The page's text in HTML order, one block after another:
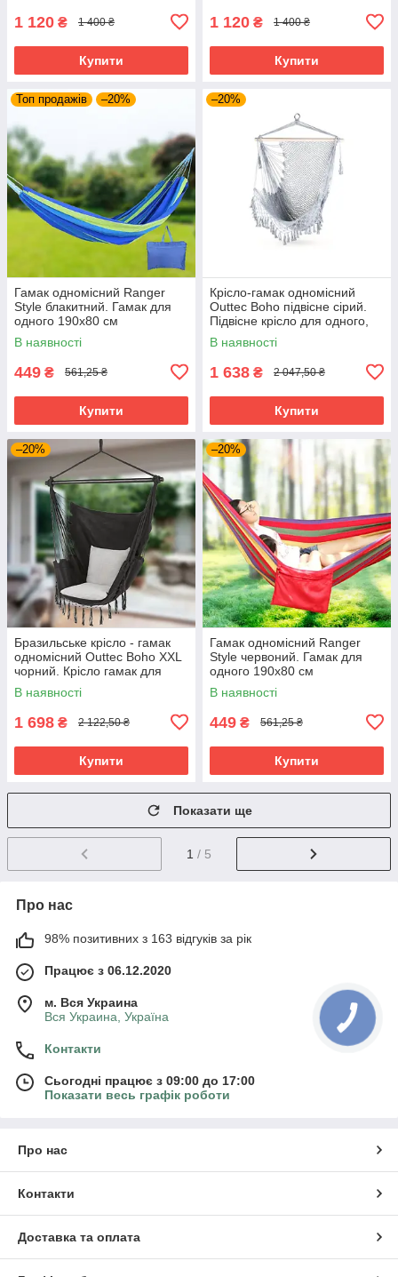
1 120 ₴ 1 400 ₴
Купити
1 120 ₴ 1 400 ₴
Купити
Топ продажів –20%
Гамак одномісний Ranger
Style блакитний. Гамак для
одного 190х80 см
В наявності
449 ₴ 561,25 ₴
Купити
–20%
Крісло-гамак одномісний
Outtec Boho підвісне сірий.
Підвісне крісло для одного,
бавовна та поліестер
В наявності
1 638 ₴ 2 047,50 ₴
Купити
–20%
Бразильське крісло - гамак
одномісний Outtec Boho XXL
чорний. Крісло гамак для
одного, навантаження до 140
кг
В наявності
1 698 ₴ 2 122,50 ₴
Купити
–20%
Гамак одномісний Ranger
Style червоний. Гамак для
одного 190х80 см
В наявності
449 ₴ 561,25 ₴
Купити
Показати ще
1 / 5
Про нас
98% позитивних з 163 відгуків за рік
Працює з 06.12.2020
м. Вся Украина
Вся Украина, Україна
Контакти
Сьогодні працює з 09:00 до 17:00
Показати весь графік роботи
Про нас
Контакти
Доставка та оплата